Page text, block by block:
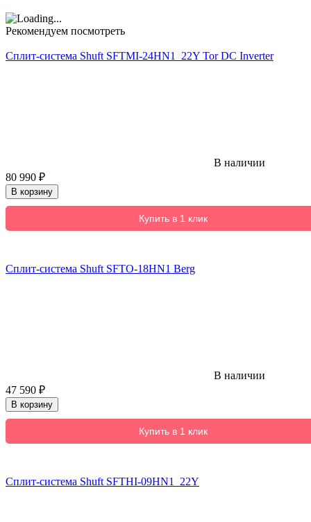
Рекомендуем посмотреть
Сплит-система Shuft SFTMI-24HN1_22Y Tor DC Inverter
В наличии
80 990 ₽
В корзину
Купить в 1 клик
Сплит-система Shuft SFTO-18HN1 Berg
В наличии
47 590 ₽
В корзину
Купить в 1 клик
Сплит-система Shuft SFTHI-09HN1_22Y